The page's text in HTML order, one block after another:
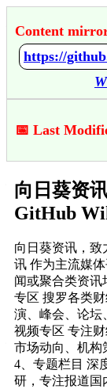
Content
📅 Last
向日葵资
GitHub
向日葵资讯，致
讯 作为主流媒
闻或聚合类资讯
专区 搜罗各类
演、峰会、论坛
视频专区 专注
市场动向、机构
4、专题栏目 深
研，专注报道国